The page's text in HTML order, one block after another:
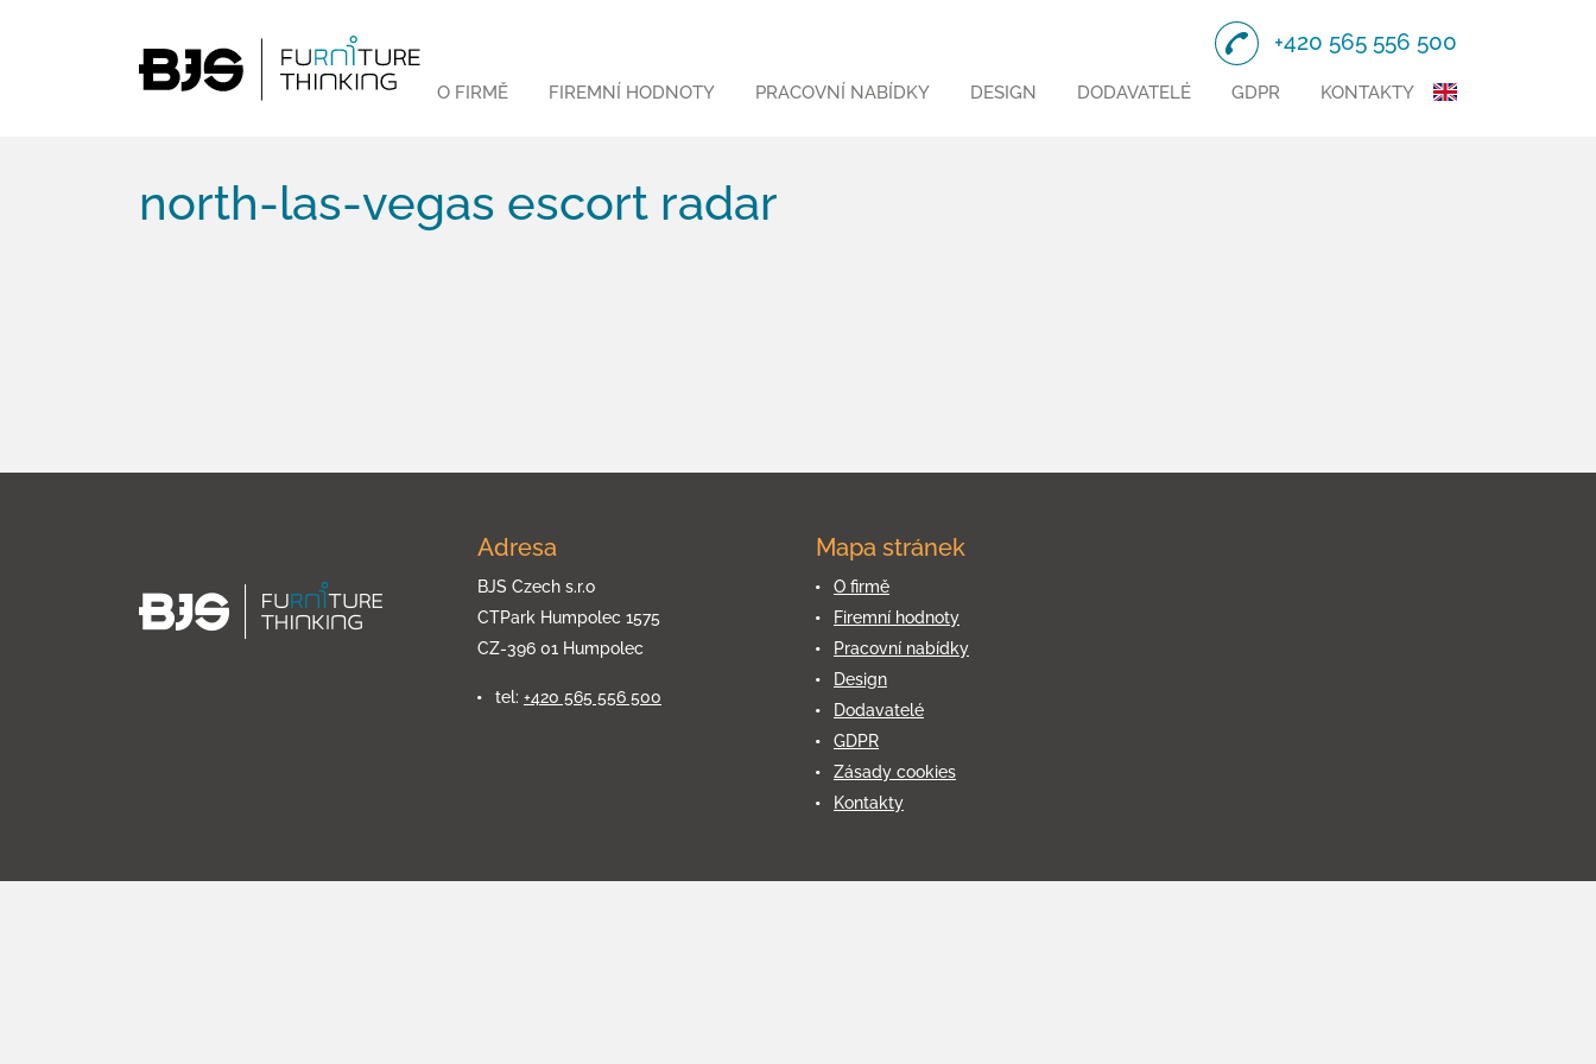
+420 565 556 500
O FIRMĚ FIREMNÍ HODNOTY PRACOVNÍ NABÍDKY DESIGN DODAVATELÉ GDPR KONTAKTY
north-las-vegas escort radar
Adresa
BJS Czech s.r.o
CTPark Humpolec 1575
CZ-396 01 Humpolec
tel: +420 565 556 500
Mapa stránek
O firmě
Firemní hodnoty
Pracovní nabídky
Design
Dodavatelé
GDPR
Zásady cookies
Kontakty